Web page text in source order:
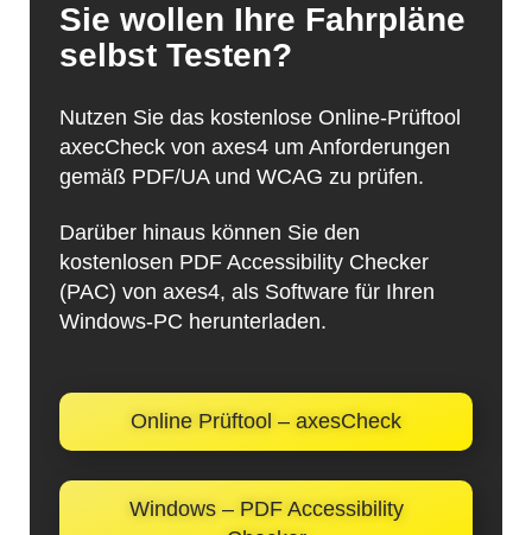
Sie wollen Ihre Fahrpläne
selbst Testen?
Nutzen Sie das kostenlose Online-Prüftool
axecCheck von axes4 um Anforderungen
gemäß PDF/UA und WCAG zu prüfen.
Darüber hinaus können Sie den
kostenlosen PDF Accessibility Checker
(PAC) von axes4, als Software für Ihren
Windows-PC herunterladen.
Online Prüftool – axesCheck
Windows – PDF Accessibility